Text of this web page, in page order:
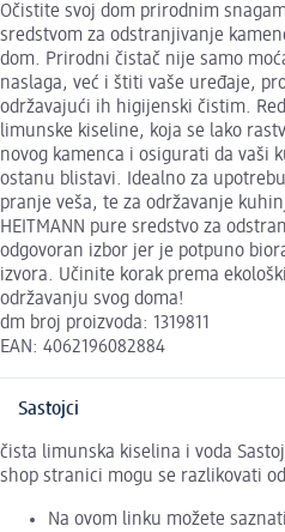
Očistite svoj dom prirodnim
sredstvom za odstranjivanje
dom. Prirodni čistač nije samo
naslaga, već i štiti vaše uređaje,
održavajući ih higijenski čistim.
limunske kiseline, koja se lako
novog kamenca i osigurati da vaši
ostanu blistavi. Idealno za
pranje veša, te za održavanje
HEITMANN pure sredstvo za
odgovoran izbor jer je potpuno
izvora. Učinite korak prema
održavanju svog doma!
dm broj proizvoda: 1319811
EAN: 4062196082884
Sastojci
čista limunska kiselina i voda
shop stranici mogu se razlikovati
Na ovom linku možete